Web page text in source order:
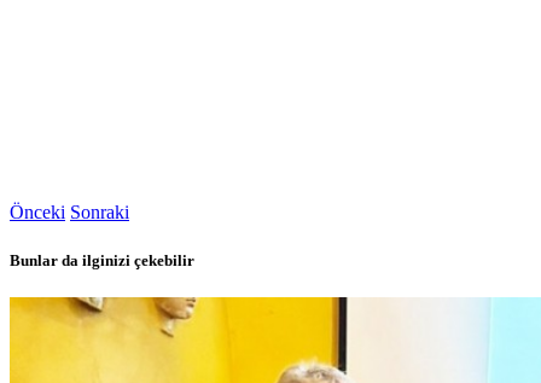
Önceki Sonraki
Bunlar da ilginizi çekebilir